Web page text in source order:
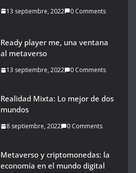
13 septiembre, 2022 0 Comments
Ready player me, una ventana
al metaverso
13 septiembre, 2022 0 Comments
Realidad Mixta: Lo mejor de dos
mundos
8 septiembre, 2022 0 Comments
Metaverso y criptomonedas: la
economía en el mundo digital